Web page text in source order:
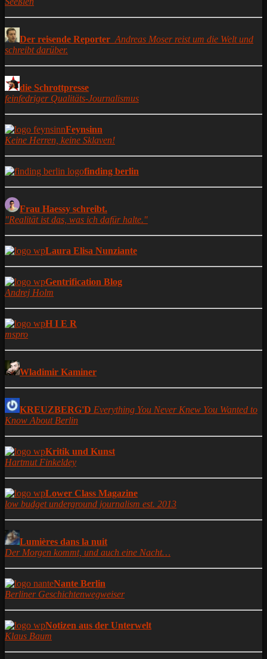
Der reisende Reporter Andreas Moser reist um die Welt und
schreibt darüber.
die Schrottpresse
feinfedriger Qualitäts-Journalismus
Feynsinn
Keine Herren, keine Sklaven!
finding berlin
Frau Haessy schreibt.
"Realität ist das, was ich dafür halte."
Laura Elisa Nunziante
Gentrification Blog
Andrej Holm
H I E R
mspro
Wladimir Kaminer
KREUZBERG'D Everything You Never Knew You Wanted to
Know About Berlin
Kritik und Kunst
Hartmut Finkeldey
Lower Class Magazine
low budget underground journalism est. 2013
Lumières dans la nuit
Der Morgen kommt, und auch eine Nacht…
Nante Berlin
Berliner Geschichtenwegweiser
Notizen aus der Unterwelt
Klaus Baum